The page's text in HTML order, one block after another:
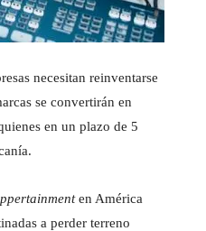
necesitan reinventarse
se convertirán en
en un plazo de 5
en América
a perder terreno